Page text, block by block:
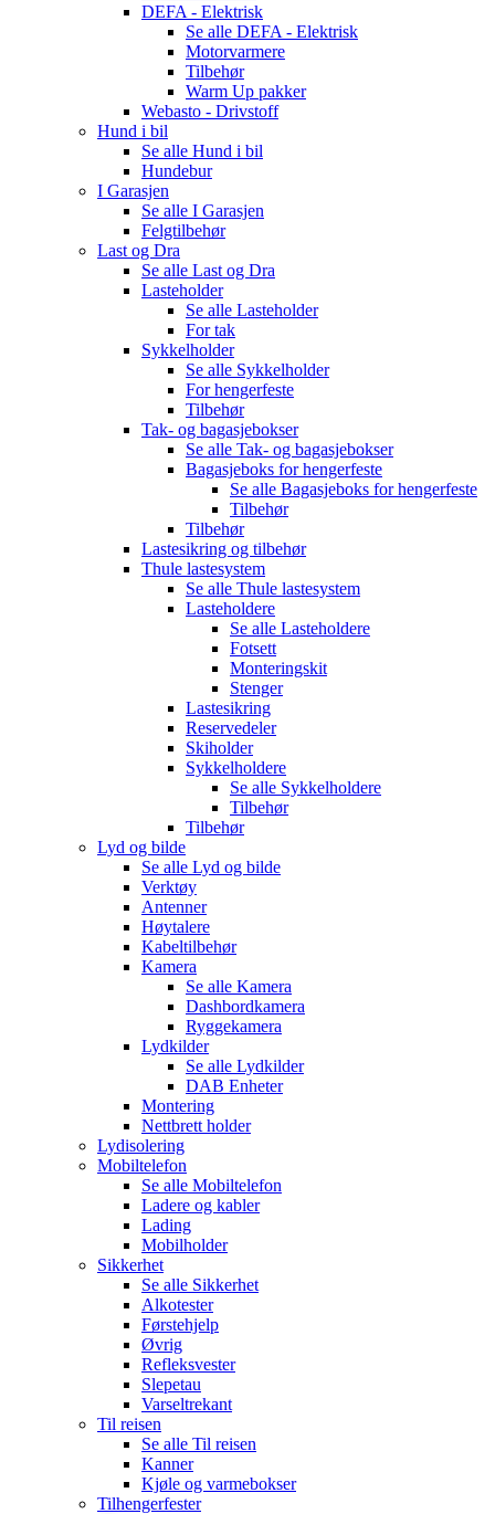
DEFA - Elektrisk
Se alle DEFA - Elektrisk
Motorvarmere
Tilbehør
Warm Up pakker
Webasto - Drivstoff
Hund i bil
Se alle Hund i bil
Hundebur
I Garasjen
Se alle I Garasjen
Felgtilbehør
Last og Dra
Se alle Last og Dra
Lasteholder
Se alle Lasteholder
For tak
Sykkelholder
Se alle Sykkelholder
For hengerfeste
Tilbehør
Tak- og bagasjebokser
Se alle Tak- og bagasjebokser
Bagasjeboks for hengerfeste
Se alle Bagasjeboks for hengerfeste
Tilbehør
Tilbehør
Lastesikring og tilbehør
Thule lastesystem
Se alle Thule lastesystem
Lasteholdere
Se alle Lasteholdere
Fotsett
Monteringskit
Stenger
Lastesikring
Reservedeler
Skiholder
Sykkelholdere
Se alle Sykkelholdere
Tilbehør
Tilbehør
Lyd og bilde
Se alle Lyd og bilde
Verktøy
Antenner
Høytalere
Kabeltilbehør
Kamera
Se alle Kamera
Dashbordkamera
Ryggekamera
Lydkilder
Se alle Lydkilder
DAB Enheter
Montering
Nettbrett holder
Lydisolering
Mobiltelefon
Se alle Mobiltelefon
Ladere og kabler
Lading
Mobilholder
Sikkerhet
Se alle Sikkerhet
Alkotester
Førstehjelp
Øvrig
Refleksvester
Slepetau
Varseltrekant
Til reisen
Se alle Til reisen
Kanner
Kjøle og varmebokser
Tilhengerfester